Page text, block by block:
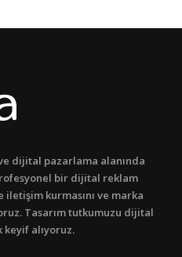
dijital pazarlama alanında
bir dijital reklam
kurmasını ve marka
Tasarım tutkumuzu dijital
alıyoruz.